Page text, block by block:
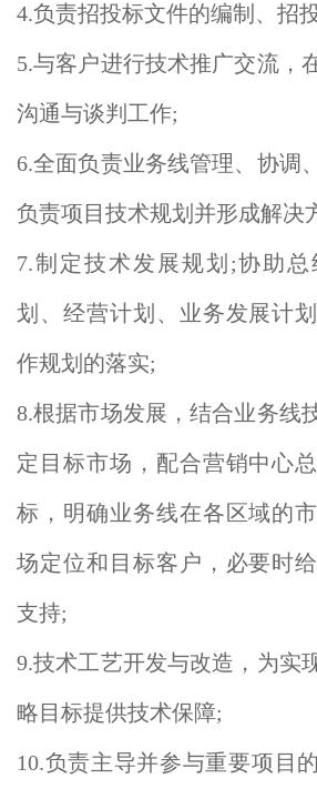
4.负责招投标文件的编制、招
5.与客户进行技术推广交流，
沟通与谈判工作;
6.全面负责业务线管理、协调
负责项目技术规划并形成解决
7.制定技术发展规划;协助
划、经营计划、业务发展计
作规划的落实;
8.根据市场发展，结合业务线
定目标市场，配合营销中心
标，明确业务线在各区域的
场定位和目标客户，必要时
支持;
9.技术工艺开发与改造，为实
略目标提供技术保障;
10.负责主导并参与重要项目